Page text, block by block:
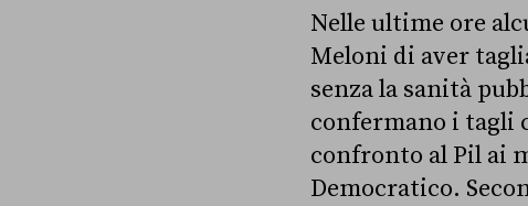
Nelle ultime ore
Meloni di aver
senza la sanità
confermano i tagli
confronto al Pil ai
Democratico.